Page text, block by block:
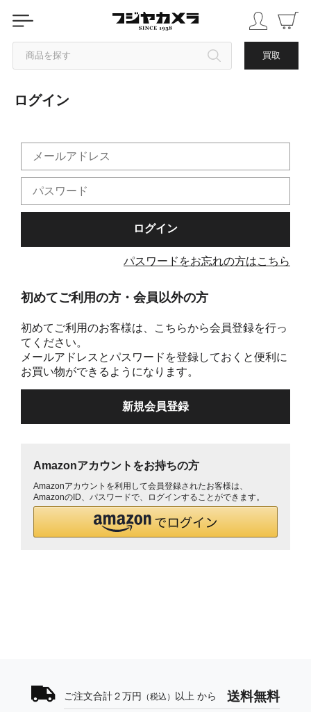
商品を探す 買取
カテゴリから探す
中古品を探す
ログイン
パスワードをお忘れの方はこちら
初めてご利用の方・会員以外の方
初めてご利用のお客様は、こちらから会員登録を行っ
てください。
メールアドレスとパスワードを登録しておくと便利に
お買い物ができるようになります。
Amazonアカウントをお持ちの方
Amazonアカウントを利用して会員登録されたお客様は、
AmazonのID、パスワードで、ログインすることができます。
ご注文合計２万円 （税込） 以上 から 送料無料